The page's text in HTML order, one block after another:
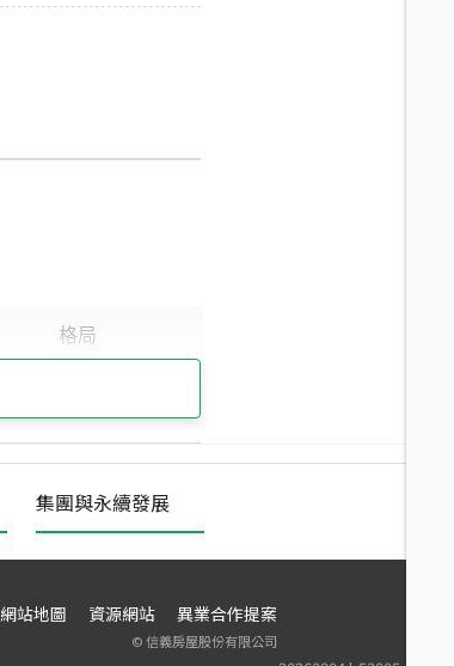
集團與永續發展
網站地圖 資源網站 異業合作提案
©信義房屋股份有限公司